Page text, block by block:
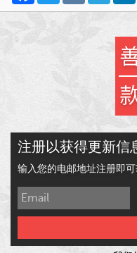
注册以获得更新信
输入您的电邮地址注册即